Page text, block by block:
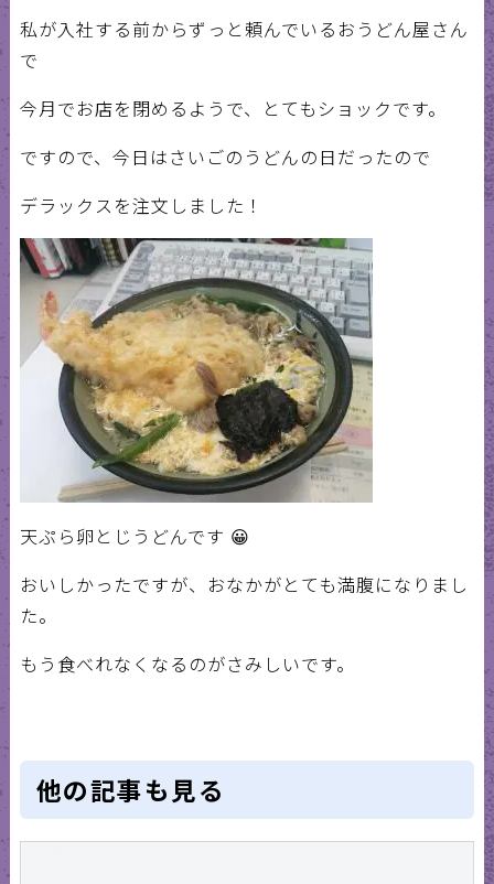
私が入社する前からずっと頼んでいるおうどん屋さん
で
今月でお店を閉めるようで、とてもショックです。
ですので、今日はさいごのうどんの日だったので
デラックスを注文しました！
天ぷら卵とじうどんです 😀
おいしかったですが、おなかがとても満腹になりまし
た。
もう食べれなくなるのがさみしいです。
他の記事も見る